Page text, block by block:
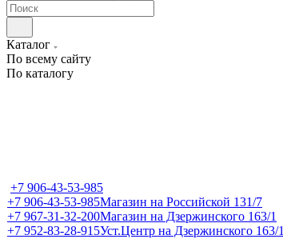
Каталог
По всему сайту
По каталогу
+7 906-43-53-985
+7 906-43-53-985Магазин на Российской 131/7
+7 967-31-32-200Магазин на Дзержинского 163/1
+7 952-83-28-915Уст.Центр на Дзержинского 163/1